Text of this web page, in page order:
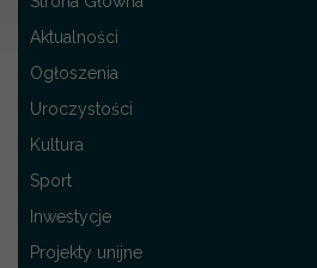
Aktualności
Ogłoszenia
Uroczystości
Kultura
Sport
Inwestycje
Projekty unijne